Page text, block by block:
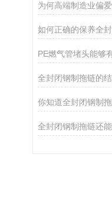
为何高端制造业偏
如何正确的保养全